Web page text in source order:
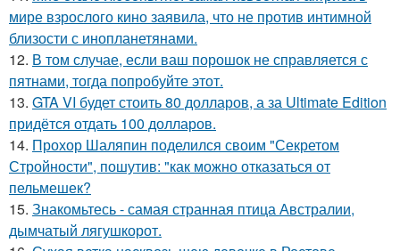
мире взрослого кино заявила, что не против интимной
близости с инопланетянами.
12. В том случае, если ваш порошок не справляется с
пятнами, тогда попробуйте этот.
13. GTA VI будет стоить 80 долларов, а за Ultimate Edition
придётся отдать 100 долларов.
14. Прохор Шаляпин поделился своим "Секретом
Стройности", пошутив: "как можно отказаться от
пельмешек?
15. Знакомьтесь - самая странная птица Австралии,
дымчатый лягушкорот.